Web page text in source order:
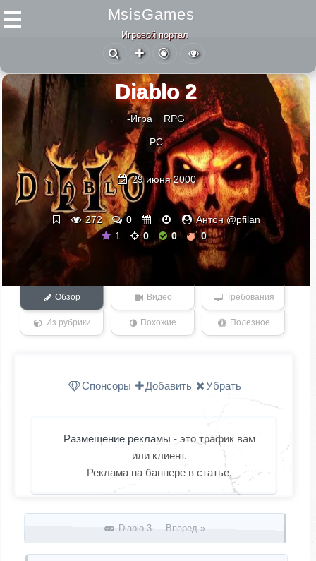
MsisGames
Игровой портал
Diablo 2
-Игра RPG
PC
29 июня 2000
272 0
Антон @pfilan
1
0 0 0
Обзор Видео Требования
Из рубрики Похожие Полезное
Спонсоры Добавить Убрать
Размещение рекламы - это трафик вам
или клиент.
Реклама на баннере в статье.
Запись навигация
Diablo 3 Вперед »